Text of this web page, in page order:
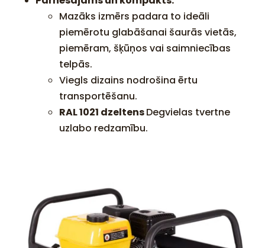
Mazāks izmērs padara to ideāli
piemērotu glabāšanai šaurās vietās,
piemēram, šķūņos vai saimniecības
telpās.
Viegls dizains nodrošina ērtu
transportēšanu.
RAL 1021 dzeltensDegvielas tvertne
uzlabo redzamību.